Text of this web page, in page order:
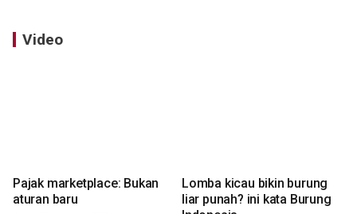
Video
Pajak marketplace: Bukan
aturan baru
Lomba kicau bikin burung
liar punah? ini kata Burung